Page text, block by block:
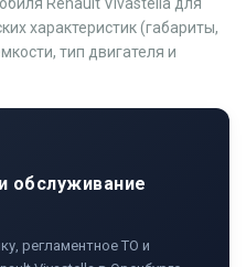
характеристик (габариты,
тип двигателя и
обслуживание
регламентное ТО и